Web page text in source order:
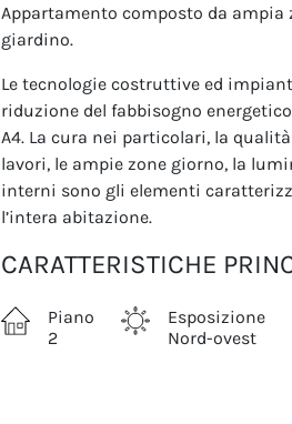
Appartamento composto da ampia
giardino.
Le tecnologie costruttive ed
riduzione del fabbisogno
A4. La cura nei particolari, la
lavori, le ampie zone giorno, la
interni sono gli elementi
l’intera abitazione.
CARATTERISTICHE
Piano
2
Esposizione
Nord-ovest